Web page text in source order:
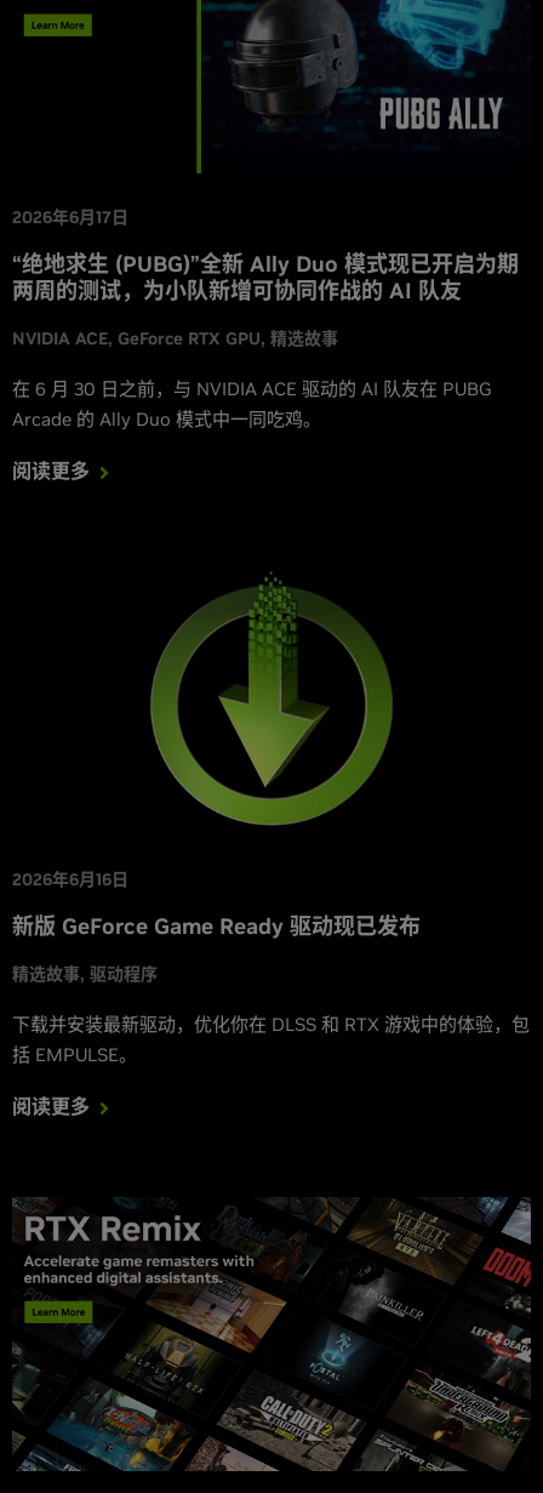
2026年6月17日
“绝地求生 (PUBG)”全新 Ally Duo 模式现已开启为期
两周的测试，为小队新增可协同作战的 AI 队友
NVIDIA ACE GeForce RTX GPU 精选故事
在 6 月 30 日之前，与 NVIDIA ACE 驱动的 AI 队友在 PUBG
Arcade 的 Ally Duo 模式中一同吃鸡。
阅读更多
2026年6月16日
新版 GeForce Game Ready 驱动现已发布
精选故事 驱动程序
下载并安装最新驱动，优化你在 DLSS 和 RTX 游戏中的体验，包
括 EMPULSE。
阅读更多